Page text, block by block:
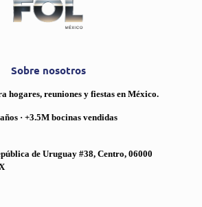
Sobre nosotros
hogares, reuniones y fiestas en México.
· +3.5M bocinas vendidas
de Uruguay #38, Centro, 06000